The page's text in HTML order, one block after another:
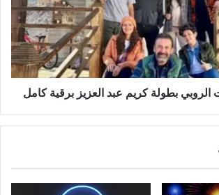
الروبي بطولة كريم عبد العزيز برقية كامل